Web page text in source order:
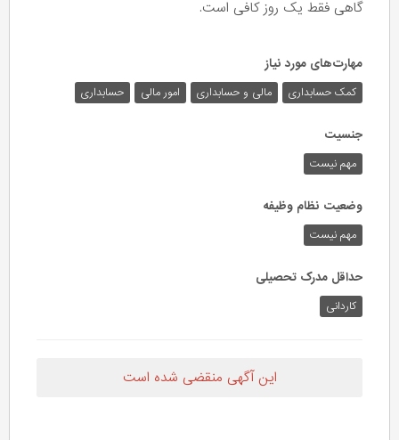
گاهی فقط یک روز کافی است.
مهارت‌های مورد نیاز
کمک حسابداری مالی و حسابداری امور مالی حسابداری
جنسیت
مهم نیست
وضعیت نظام وظیفه
مهم‌ نیست
حداقل مدرک تحصیلی
کاردانی
این آگهی منقضی شده است